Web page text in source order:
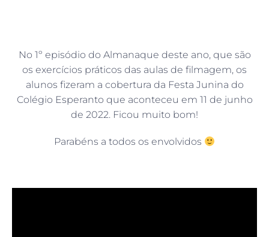
No 1º episódio do Almanaque deste ano, que são
os exercícios práticos das aulas de filmagem, os
alunos fizeram a cobertura da Festa Junina do
Colégio Esperanto que aconteceu em 11 de junho
de 2022. Ficou muito bom!
Parabéns a todos os envolvidos